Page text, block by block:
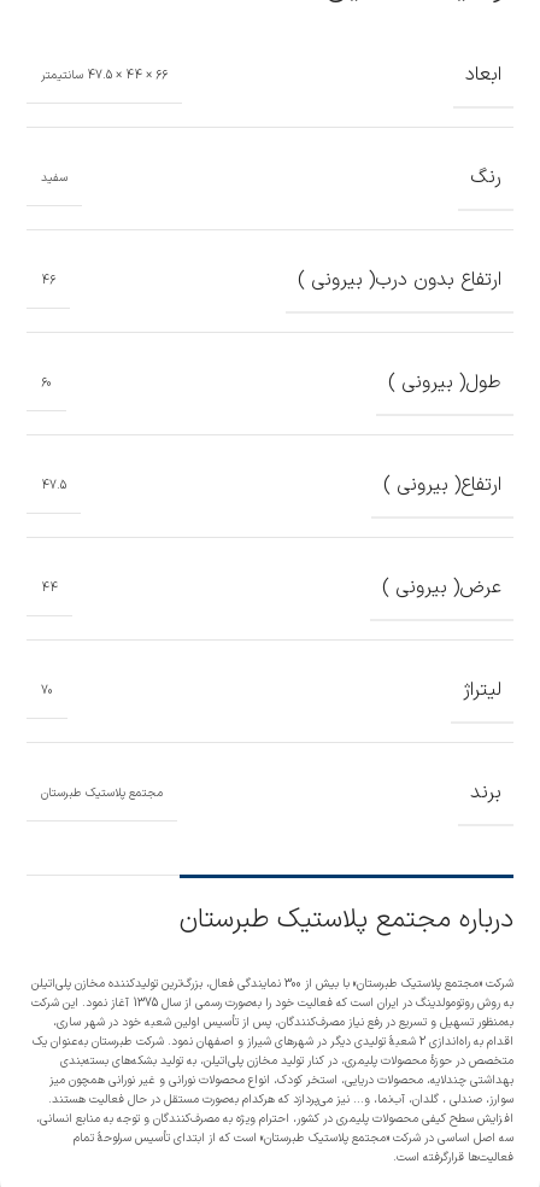
ابعاد 66 × 44 × 47.5 سانتیمتر
رنگ سفید
ارتفاع بدون درب( بیرونی ) 46
طول( بیرونی ) 60
ارتفاع( بیرونی ) 47.5
عرض( بیرونی ) 44
لیتراژ 70
برند مجتمع پلاستیک طبرستان
درباره مجتمع پلاستیک طبرستان
شرکت «مجتمع پلاستیک طبرستان» با بیش از 300 نمایندگی فعال، بزرگ‌ترین تولیدکننده مخازن پلی‌اتیلن
به روش روتومولدینگ در ایران است که فعالیت خود را به‌صورت رسمی از سال 1375 آغاز نمود. این شرکت
به‌منظور تسهیل و تسریع در رفع نیاز مصرف‌کنندگان، پس از تأسیس اولین شعبه خود در شهر ساری،
اقدام به راه‌اندازی 2 شعبۀ تولیدی دیگر در شهرهای شیراز و اصفهان نمود. شرکت طبرستان به‌عنوان یک
متخصص در حوزۀ محصولات پلیمری، در کنار تولید مخازن پلی‌اتیلن، به تولید بشکه‌های بسته‌بندی
بهداشتی چندلایه، محصولات دریایی، استخر کودک، انواع محصولات نورانی و غیر نورانی همچون میز
سوارز، صندلی ، گلدان، آب‌نما، و... نیز می‌پردازد که هرکدام به‌صورت مستقل در حال فعالیت هستند.
افزایش سطح کیفی محصولات پلیمری در کشور، احترام ویژه به مصرف‌کنندگان و توجه به منابع انسانی،
سه اصل اساسی در شرکت «مجتمع پلاستیک طبرستان» است که از ابتدای تأسیس سرلوحۀ تمام
فعالیت‌ها قرارگرفته است.